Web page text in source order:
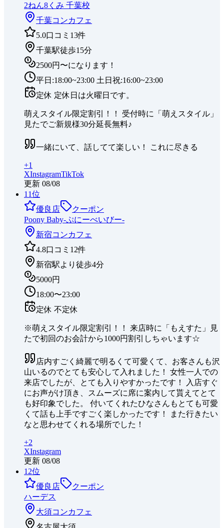
2ねん8くみ 千葉校
千葉コンカフェ
5.0口コミ 13件
千葉駅徒歩15分
2500円〜になります！
平日:18:00~23:00 土日祝:16:00~23:00
定休 定休日は火曜日です。
萌えスタイル限定割引！！ 受付時に「萌えスタイル」
見たでご新規様30分延長無料♪
一緒にいて、話してて楽しい！ これに尽きる
+1
XInstagramTikTok
更新 08/08
11位
優良店
クーポン
Poony Baby-ぷにーべいびー-
新宿コンカフェ
4.8口コミ 12件
新宿駅より徒歩4分
5000円
18:00〜23:00
定休 不定休
※萌えスタイル限定割引！！ 来店時に「もえすた」見
たで初回のお会計から1000円割引しちゃいます☆
店内すごく綺麗で明るくて可愛くて、お客さんも沢
山いるのでとても安心して入れました！ 女性一人での
来店でしたが、とても入りやすかったです！ 入店すぐ
にお声がけ頂き、スムーズに席に案内して貰えてとて
も好印象でした。 付いてくれたひなさんもとても可愛
くて話も上手ですごく楽しかったです！ また行きたい
なと思わせてくれる場所でした！
+2
XInstagram
更新 08/08
12位
優良店
クーポン
ハーデス
大須コンカフェ